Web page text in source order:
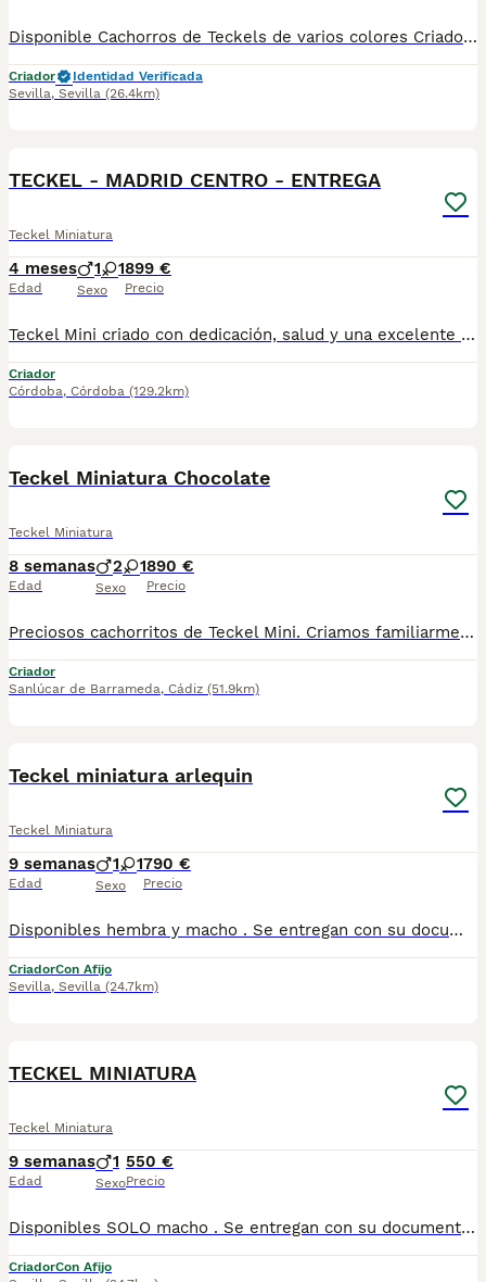
Disponible Cachorros de Teckels de varios colores Criados en ambiente familiar Se entregan vacunados y desparasitados con su cartilla sanitaria y su contrato de garantía vírica y congénita Se envían a toda España con la opción de pagar contra reembolso: Madrid, Barcelona, Cádiz, Valencia, Málaga, Huelva, Huesca, Tarragona, Lleida, La Rioja, Salamanca, Lugo, Badajoz, Toledo, Segovia, Islas Baleares… Hembra roja 550€ Macho negro y fuego 550€ Macho chocolate sólido 750€ Macho arlequín plata 750€ Hembra arlequín plata 850€ Macho arlequin chocolate 850€ Hembra arlequín chocolate 950€ Teléfono de contacto 661154732
Criador
Identidad Verificada
Sevilla, Sevilla (26.4km)
TECKEL - MADRID CENTRO - ENTREGA
Teckel Miniatura
4 meses
Edad
1 1
Sexo
899 €
Precio
Teckel Mini criado con dedicación, salud y una excelente socialización desde sus primeras semanas de vida, estaremos encantados de ayudarte. 🚚 Realizamos entregas en toda España, con especial frecuencia en Andalucía: Sevilla, Málaga, Cádiz, Córdoba, Granada, Jaén, Huelva y Almería. También entregamos habitualmente en Marbella, Jerez de la Frontera, Estepona, Fuengirola, Benalmádena, Mijas, Dos Hermanas y cualquier punto de España. Entrega 100% a contrarreembolso. No tendrás que adelantar el importe del cachorro. Lo recibirás en la puerta de tu casa mediante transporte especializado y podrás comprobar que todo está correcto antes de realizar el pago. Nuestros cachorros se entregan: ✅ Vacunados y desparasitados según su edad. ✅ Con microchip, cartilla veterinaria y documentación al día. ✅ Revisados veterinariamente antes de salir de nuestras instalaciones. ✅ Procedentes de excelentes líneas, seleccionadas por salud, carácter y morfología. ✅ Perfectamente socializados y acostumbrados al contacto diario con personas. ✅ Iniciados en el aprendizaje para hacer sus necesidades sobre empapador, facilitando su adaptación al nuevo hogar.670864332...
Criador
Córdoba, Córdoba (129.2km)
Teckel Miniatura Chocolate
Teckel Miniatura
8 semanas
Edad
2 1
Sexo
890 €
Precio
Preciosos cachorritos de Teckel Mini. Criamos familiarmente a nuestros cachorritos. Los entregamos con Revisión Veterinaria, Factura de compra, garantía vírica, formulario de reconocimiento de raza pura, junto con su cartilla de vacunación y desparasitacion al día de la entrega. Hacemos envíos a toda la península y Baleares. Transportamos y entregamos nosotros mismos a nuestros cachorros. Posibilidad de pago contrareembolso. Para más información no dude en contactar con nosotros. TLF: 649297709. Atiendo Wasap también. Gracias
Criador
Sanlúcar de Barrameda, Cádiz (51.9km)
Teckel miniatura arlequin
Teckel Miniatura
9 semanas
Edad
1 1
Sexo
790 €
Precio
Disponibles hembra y macho . Se entregan con su documentación al día . Posibilidad de envio a la peninsula .Más información llamadas o whatsapp al 673 011 600 Pvp desde 790
CriadorCon Afijo
Sevilla, Sevilla (24.7km)
TECKEL MINIATURA
Teckel Miniatura
9 semanas
Edad
1
Sexo
550 €
Precio
Disponibles SOLO macho . Se entregan con su documentación al día . Posibilidad de envio a la peninsula .Más información llamadas o whatsapp al 673 011 600 Pvp 550
CriadorCon Afijo